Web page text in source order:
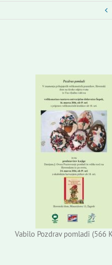
Vabilo Pozdrav pomladi (566